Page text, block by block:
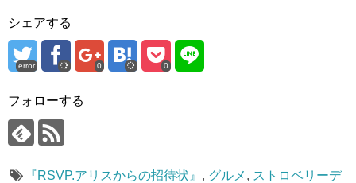
シェアする
error 0 0
フォローする
『RSVP.アリスからの招待状』 , グルメ , ストロベリーデ